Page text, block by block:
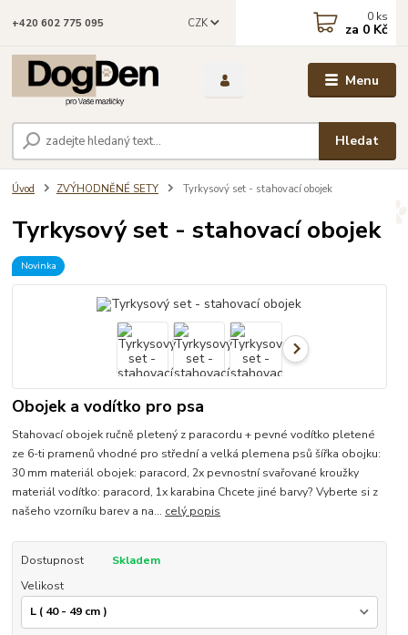
Menu
CZK
Hledat
+420 602 775 095 0 ks
za 0 Kč
Úvod ZVÝHODNĚNÉ SETY Tyrkysový set - stahovací obojek
Tyrkysový set - stahovací obojek
Novinka
Obojek a vodítko pro psa
Stahovací obojek ručně pletený z paracordu + pevné vodítko pletené
ze 6-ti pramenů vhodné pro střední a velká plemena psů šířka obojku:
30 mm materiál obojek: paracord, 2x pevnostní svařované kroužky
materiál vodítko: paracord, 1x karabina Chcete jiné barvy? Vyberte si z
našeho vzorníku barev a na... celý popis
Dostupnost
Skladem
Velikost